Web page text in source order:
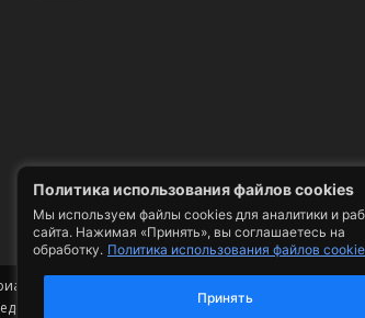
Политика использования файлов cookies
Мы используем файлы cookies для аналитики и
сайта. Нажимая «Принять», вы соглашаетесь на
обработку. Политика использования файлов
Принять
фото, видео, телепрограммы и телепередачи -
Допускается цитирование авторского